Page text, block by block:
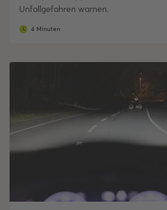
Unfallgefahren warnen.
4 Minuten